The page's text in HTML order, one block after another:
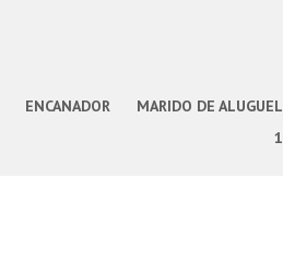
ENCANADOR
MARIDO DE ALUGUEL
1